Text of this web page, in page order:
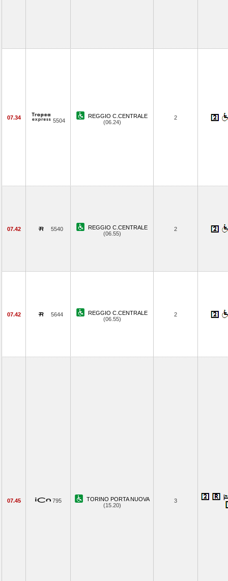
07.34 5504
REGGIO C.CENTRALE
(06.24)
2
07.42 5540
REGGIO C.CENTRALE
(06.55)
2
07.42 5644
REGGIO C.CENTRALE
(06.55)
2
07.45 795
TORINO PORTA NUOVA
(15.20)
3